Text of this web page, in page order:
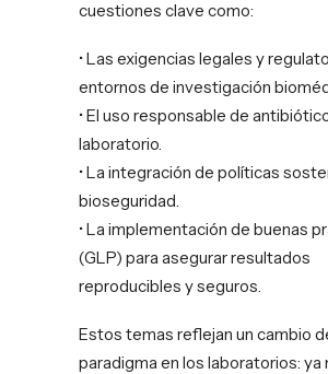
cuestiones clave como:
• Las exigencias legales y
entornos de investigación
• El uso responsable de
laboratorio.
• La integración de políticas
bioseguridad.
• La implementación de buenas
(GLP) para asegurar resultados
reproducibles y seguros.
Estos temas reflejan un cambio
paradigma en los laboratorios: ya